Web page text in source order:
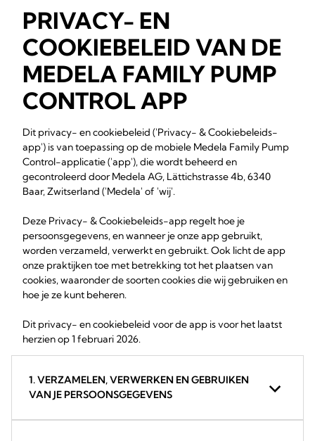
PRIVACY- EN
COOKIEBELEID VAN DE
MEDELA FAMILY PUMP
CONTROL APP
Dit privacy- en cookiebeleid ('Privacy- & Cookiebeleids-
app') is van toepassing op de mobiele Medela Family Pump
Control-applicatie ('app'), die wordt beheerd en
gecontroleerd door Medela AG, Lättichstrasse 4b, 6340
Baar, Zwitserland ('Medela' of 'wij'.
Deze Privacy- & Cookiebeleids-app regelt hoe je
persoonsgegevens, en wanneer je onze app gebruikt,
worden verzameld, verwerkt en gebruikt. Ook licht de app
onze praktijken toe met betrekking tot het plaatsen van
cookies, waaronder de soorten cookies die wij gebruiken en
hoe je ze kunt beheren.
Dit privacy- en cookiebeleid voor de app is voor het laatst
herzien op 1 februari 2026.
1. VERZAMELEN, VERWERKEN EN GEBRUIKEN
VAN JE PERSOONSGEGEVENS